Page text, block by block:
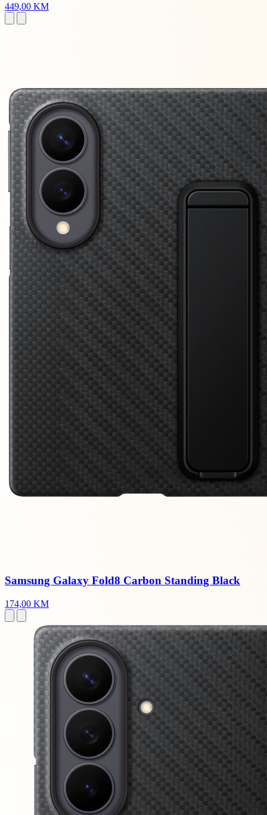
449,00 KM
Samsung Galaxy Fold8 Carbon Standing Black
174,00 KM